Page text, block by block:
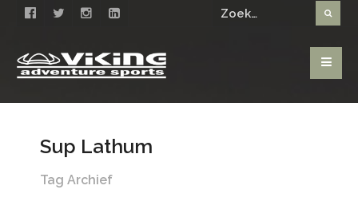
Sup Lathum
Tag Archief